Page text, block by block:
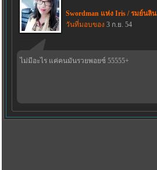
Swordman แห่ง Iris / รมย์นลิน
วันที่มอบของ 3 ก.ย. 54
ไม่มีอะไร แค่คนมันรวยพอยซ์ 55555+